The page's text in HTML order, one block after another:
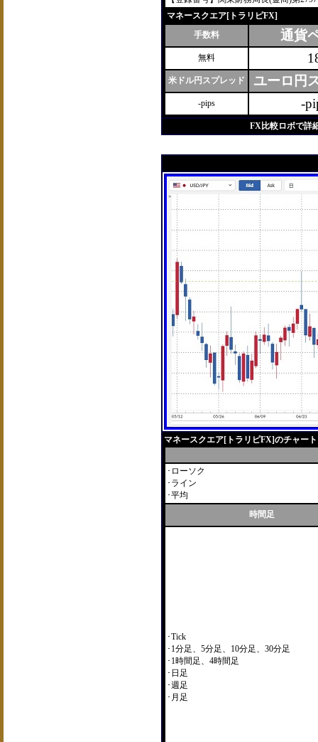
マネースクエア[トラリピFX]
手数料
通貨
無料
米ドル円スプレッド ユーロ円
-pips -
FX比較ロボで詳
マネースクエア[トラリピFX]のチャー
･ローソク
･ライン
･平均
時間足
･Tick
･1分足、5分足、10分足、30分足
･1時間足、4時間足
･日足
･週足
･月足